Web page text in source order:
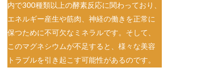
内で300種類以上の酵素反応に関わっており、
エネルギー産生や筋肉、神経の働きを正常に
保つために不可欠なミネラルです。そして、
このマグネシウムが不足すると、様々な美容
トラブルを引き起こす可能性があるのです。